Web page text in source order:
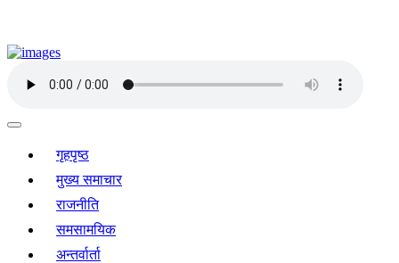
गृहपृष्ठ
मुख्य समाचार
राजनीति
समसामयिक
अन्तर्वार्ता